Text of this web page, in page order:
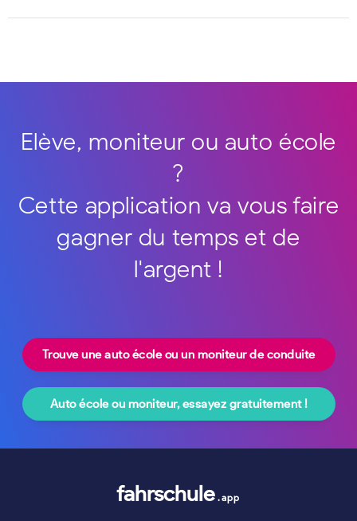
Elève, moniteur ou auto école
?
Cette application va vous faire
gagner du temps et de
l'argent !
Trouve une auto école ou un moniteur de conduite
Auto école ou moniteur, essayez gratuitement !
fahrschule .app